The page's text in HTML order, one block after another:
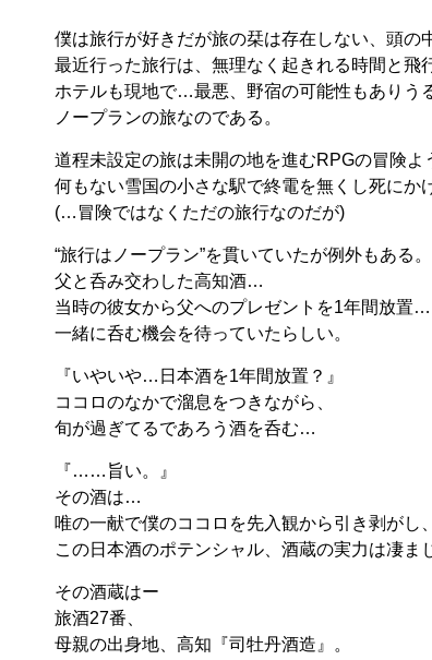
僕は旅行が好きだが旅の栞は存在しない、頭の
最近行った旅行は、無理なく起きれる時間と飛
ホテルも現地で…最悪、野宿の可能性もありう
ノープランの旅なのである。
道程未設定の旅は未開の地を進むRPGの冒険よ
何もない雪国の小さな駅で終電を無くし死にか
(…冒険ではなくただの旅行なのだが)
“旅行はノープラン”を貫いていたが例外もある。
父と呑み交わした高知酒…
当時の彼女から父へのプレゼントを1年間放置…
一緒に呑む機会を待っていたらしい。
『いやいや…日本酒を1年間放置？』
ココロのなかで溜息をつきながら、
旬が過ぎてるであろう酒を呑む…
『……旨い。』
その酒は…
唯の一献で僕のココロを先入観から引き剥がし
この日本酒のポテンシャル、酒蔵の実力は凄ま
その酒蔵はー
旅酒27番、
母親の出身地、高知『司牡丹酒造』。